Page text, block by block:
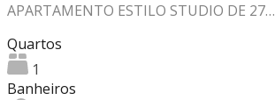
APARTAMENTO ESTILO STUDIO DE 27…
Quartos
1
Banheiros